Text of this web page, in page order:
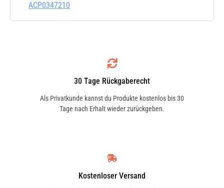
Der Luftfilter lässt sich einfach selbst
Schützt Motor, Luftmassenmesser und
andere sensible Motorkomponenten
Erstausrüsterqualität zu einem Top-
Pollen, Feinstaub und anderen
ACP0347210
30 Tage Rückgaberecht
Als Privatkunde kannst du Produkte kostenlos bis 30
Tage nach Erhalt wieder zurückgeben.
Kostenloser Versand